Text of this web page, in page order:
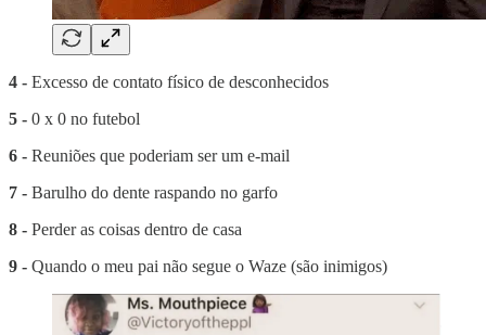
4 - Excesso de contato físico de desconhecidos
5 - 0 x 0 no futebol
6 - Reuniões que poderiam ser um e-mail
7 - Barulho do dente raspando no garfo
8 - Perder as coisas dentro de casa
9 - Quando o meu pai não segue o Waze (são inimigos)